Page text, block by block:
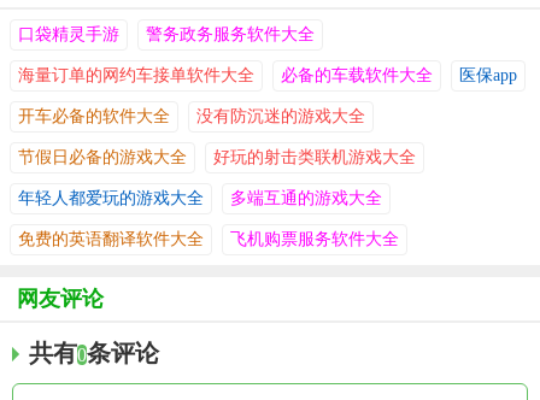
口袋精灵手游 警务政务服务软件大全
海量订单的网约车接单软件大全 必备的车载软件大全 医保app
开车必备的软件大全 没有防沉迷的游戏大全
节假日必备的游戏大全 好玩的射击类联机游戏大全
年轻人都爱玩的游戏大全 多端互通的游戏大全
免费的英语翻译软件大全 飞机购票服务软件大全
网友评论
共有0条评论